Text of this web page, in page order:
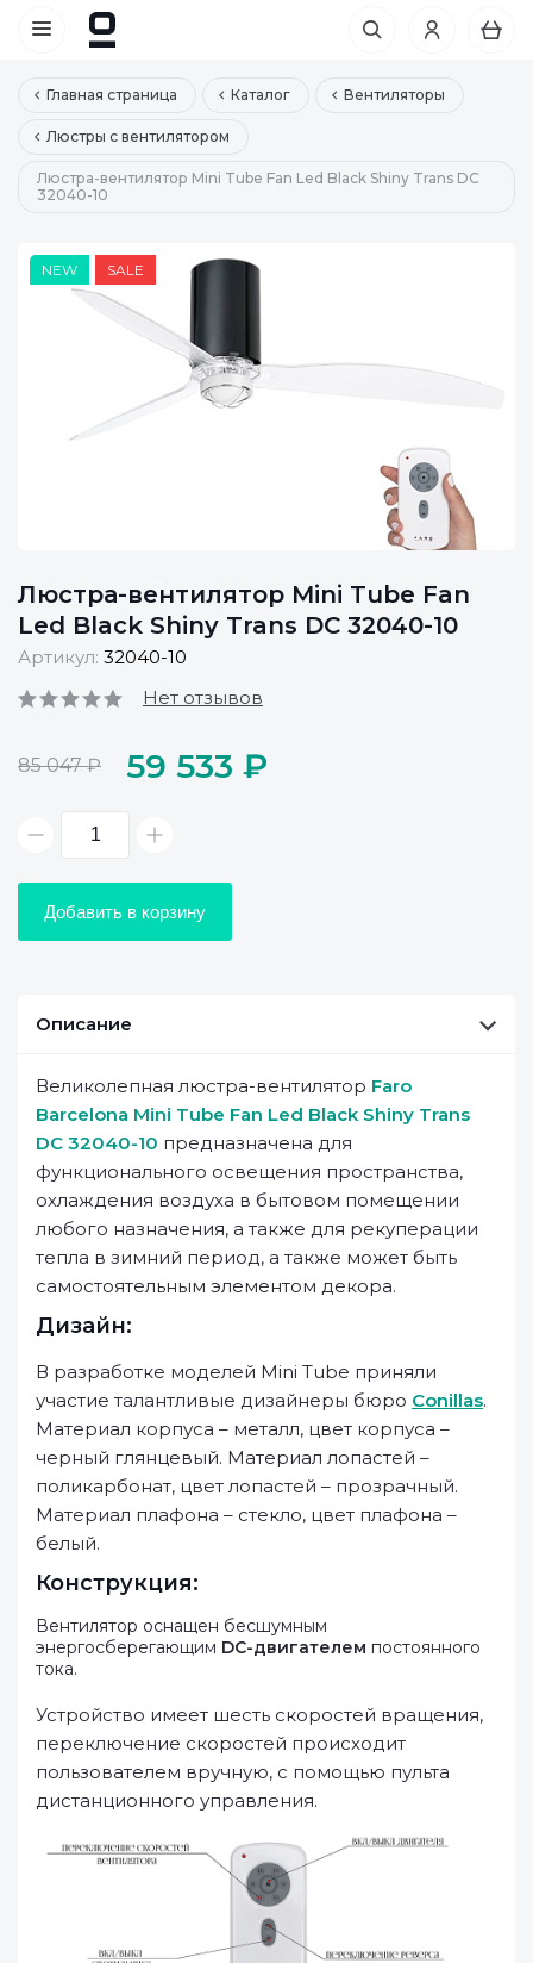
Главная страница Каталог Вентиляторы
Люстры с вентилятором
Люстра-вентилятор Mini Tube Fan Led Black Shiny Trans DC
32040-10
NEW SALE
Люстра-вентилятор Mini Tube Fan
Led Black Shiny Trans DC 32040-10
Артикул: 32040-10
Нет отзывов
85 047 ₽ 59 533 ₽
Добавить в корзину
Описание
Великолепная люстра-вентилятор Faro
Barcelona Mini Tube Fan Led Black Shiny Trans
DC 32040-10 предназначена для
функционального освещения пространства,
охлаждения воздуха в бытовом помещении
любого назначения, а также для рекуперации
тепла в зимний период, а также может быть
самостоятельным элементом декора.
Дизайн:
В разработке моделей Mini Tube приняли
участие талантливые дизайнеры бюро Conillas.
Материал корпуса – металл, цвет корпуса –
черный глянцевый. Материал лопастей –
поликарбонат, цвет лопастей – прозрачный.
Материал плафона – стекло, цвет плафона –
белый.
Конструкция:
Вентилятор оснащен бесшумным
энергосберегающим DC-двигателем постоянного
тока.
Устройство имеет шесть скоростей вращения,
переключение скоростей происходит
пользователем вручную, с помощью пульта
дистанционного управления.